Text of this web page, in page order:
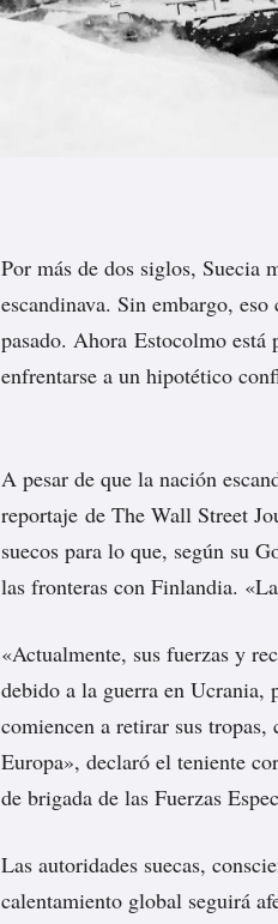
Por más de dos siglos, Suecia
escandinava. Sin embargo, eso
pasado. Ahora Estocolmo está
enfrentarse a un hipotético
A pesar de que la nación
reportaje de The Wall Street
suecos para lo que, según su
las fronteras con Finlandia.
«Actualmente, sus fuerzas y
debido a la guerra en Ucrania,
comiencen a retirar sus tropas,
Europa», declaró el teniente
de brigada de las Fuerzas
Las autoridades suecas,
calentamiento global seguirá